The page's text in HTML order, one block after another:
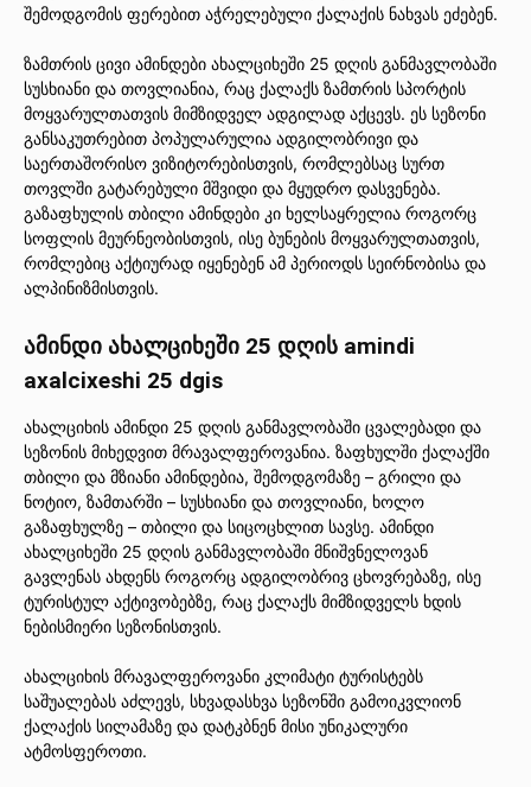
შემოდგომის ფერებით აჭრელებული ქალაქის ნახვას ეძებენ.
ზამთრის ცივი ამინდები ახალციხეში 25 დღის განმავლობაში
სუსხიანი და თოვლიანია, რაც ქალაქს ზამთრის სპორტის
მოყვარულთათვის მიმზიდველ ადგილად აქცევს. ეს სეზონი
განსაკუთრებით პოპულარულია ადგილობრივი და
საერთაშორისო ვიზიტორებისთვის, რომლებსაც სურთ
თოვლში გატარებული მშვიდი და მყუდრო დასვენება.
გაზაფხულის თბილი ამინდები კი ხელსაყრელია როგორც
სოფლის მეურნეობისთვის, ისე ბუნების მოყვარულთათვის,
რომლებიც აქტიურად იყენებენ ამ პერიოდს სეირნობისა და
ალპინიზმისთვის.
ამინდი ახალციხეში 25 დღის amindi
axalcixeshi 25 dgis
ახალციხის ამინდი 25 დღის განმავლობაში ცვალებადი და
სეზონის მიხედვით მრავალფეროვანია. ზაფხულში ქალაქში
თბილი და მზიანი ამინდებია, შემოდგომაზე – გრილი და
ნოტიო, ზამთარში – სუსხიანი და თოვლიანი, ხოლო
გაზაფხულზე – თბილი და სიცოცხლით სავსე. ამინდი
ახალციხეში 25 დღის განმავლობაში მნიშვნელოვან
გავლენას ახდენს როგორც ადგილობრივ ცხოვრებაზე, ისე
ტურისტულ აქტივობებზე, რაც ქალაქს მიმზიდველს ხდის
ნებისმიერი სეზონისთვის.
ახალციხის მრავალფეროვანი კლიმატი ტურისტებს
საშუალებას აძლევს, სხვადასხვა სეზონში გამოიკვლიონ
ქალაქის სილამაზე და დატკბნენ მისი უნიკალური
ატმოსფეროთი.